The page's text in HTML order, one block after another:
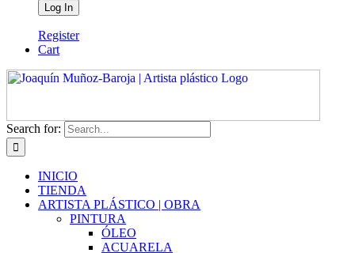
Register
Cart
Search for:
INICIO
TIENDA
ARTISTA PLÁSTICO | OBRA
PINTURA
ÓLEO
ACUARELA